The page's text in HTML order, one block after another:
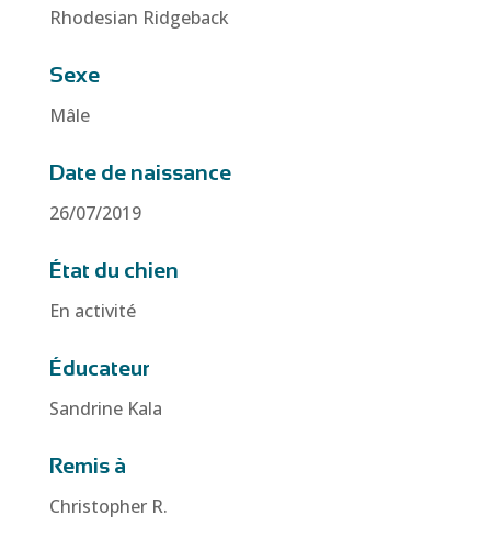
Rhodesian Ridgeback
Sexe
Mâle
Date de naissance
26/07/2019
État du chien
En activité
Éducateur
Sandrine Kala
Remis à
Christopher R.